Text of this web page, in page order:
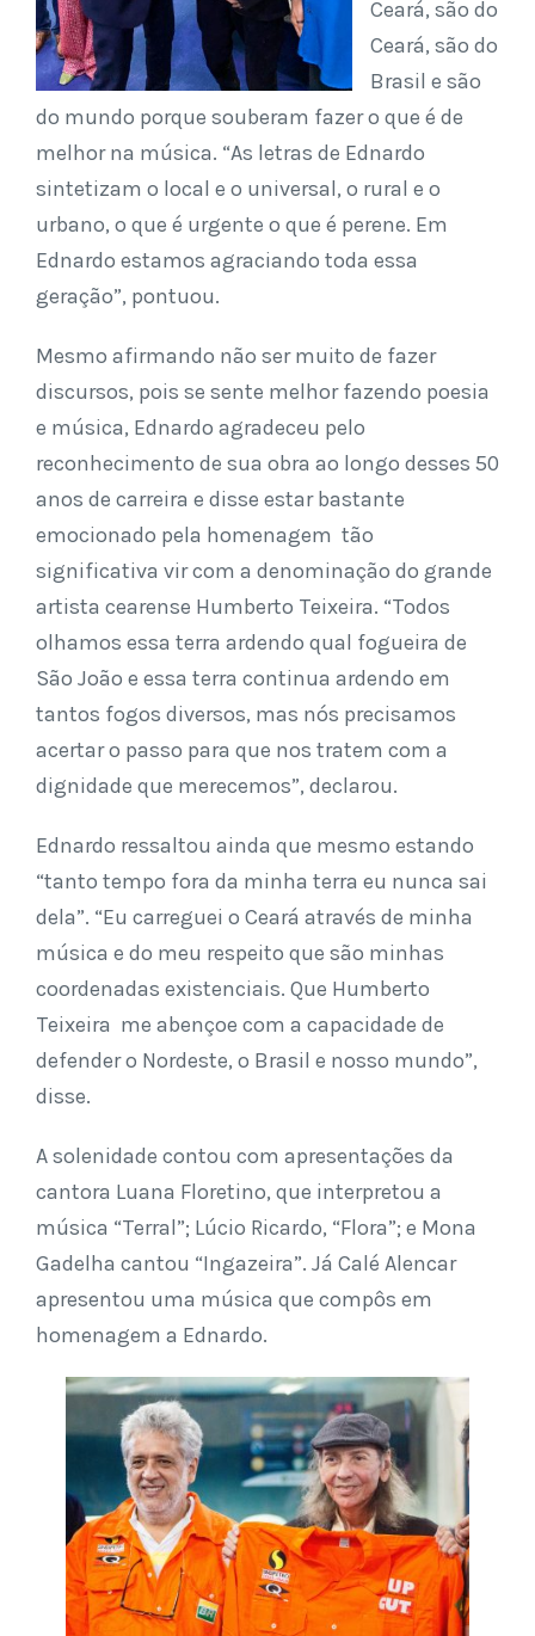
Ceará, são do
Ceará, são do
Brasil e são
do mundo porque souberam fazer o que é de
melhor na música. “As letras de Ednardo
sintetizam o local e o universal, o rural e o
urbano, o que é urgente o que é perene. Em
Ednardo estamos agraciando toda essa
geração”, pontuou.
Mesmo afirmando não ser muito de fazer
discursos, pois se sente melhor fazendo poesia
e música, Ednardo agradeceu pelo
reconhecimento de sua obra ao longo desses 50
anos de carreira e disse estar bastante
emocionado pela homenagem tão
significativa vir com a denominação do grande
artista cearense Humberto Teixeira. “Todos
olhamos essa terra ardendo qual fogueira de
São João e essa terra continua ardendo em
tantos fogos diversos, mas nós precisamos
acertar o passo para que nos tratem com a
dignidade que merecemos”, declarou.
Ednardo ressaltou ainda que mesmo estando
“tanto tempo fora da minha terra eu nunca sai
dela”. “Eu carreguei o Ceará através de minha
música e do meu respeito que são minhas
coordenadas existenciais. Que Humberto
Teixeira me abençoe com a capacidade de
defender o Nordeste, o Brasil e nosso mundo”,
disse.
A solenidade contou com apresentações da
cantora Luana Floretino, que interpretou a
música “Terral”; Lúcio Ricardo, “Flora”; e Mona
Gadelha cantou “Ingazeira”. Já Calé Alencar
apresentou uma música que compôs em
homenagem a Ednardo.